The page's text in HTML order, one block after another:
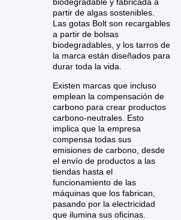
partir de algas sostenibles.
Las gotas Bolt son recargables
a partir de bolsas
biodegradables, y los tarros de
la marca están diseñados para
durar toda la vida.
Existen marcas que incluso
emplean la compensación de
carbono para crear productos
carbono-neutrales. Esto
implica que la empresa
compensa todas sus
emisiones de carbono, desde
el envío de productos a las
tiendas hasta el
funcionamiento de las
máquinas que los fabrican,
pasando por la electricidad
que ilumina sus oficinas.